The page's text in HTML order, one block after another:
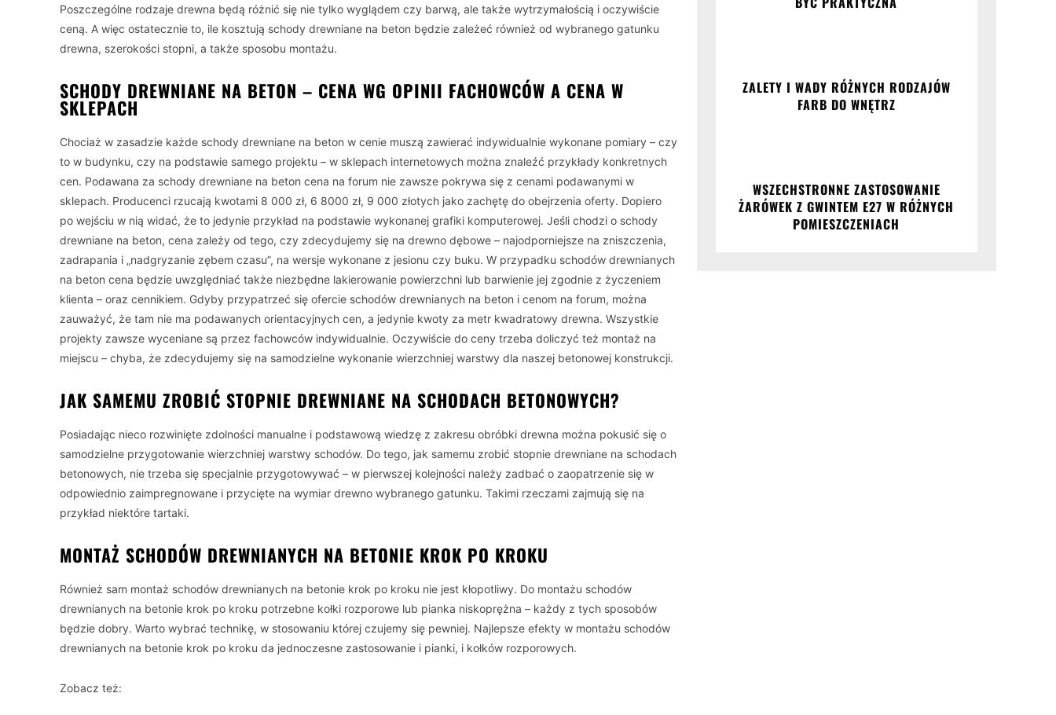
Poszczególne rodzaje drewna będą różnić się nie tylko wyglądem czy barwą, ale także wytrzymałością i oczywiście
ceną. A więc ostatecznie to, ile kosztują schody drewniane na beton będzie zależeć również od wybranego gatunku
drewna, szerokości stopni, a także sposobu montażu.
SCHODY DREWNIANE NA BETON – CENA WG OPINII FACHOWCÓW A CENA W
SKLEPACH
Chociaż w zasadzie każde schody drewniane na beton w cenie muszą zawierać indywidualnie wykonane pomiary – czy
to w budynku, czy na podstawie samego projektu – w sklepach internetowych można znaleźć przykłady konkretnych
cen. Podawana za schody drewniane na beton cena na forum nie zawsze pokrywa się z cenami podawanymi w
sklepach. Producenci rzucają kwotami 8 000 zł, 6 8000 zł, 9 000 złotych jako zachętę do obejrzenia oferty. Dopiero
po wejściu w nią widać, że to jedynie przykład na podstawie wykonanej grafiki komputerowej. Jeśli chodzi o schody
drewniane na beton, cena zależy od tego, czy zdecydujemy się na drewno dębowe – najodporniejsze na zniszczenia,
zadrapania i „nadgryzanie zębem czasu”, na wersje wykonane z jesionu czy buku. W przypadku schodów drewnianych
na beton cena będzie uwzględniać także niezbędne lakierowanie powierzchni lub barwienie jej zgodnie z życzeniem
klienta – oraz cennikiem. Gdyby przypatrzeć się ofercie schodów drewnianych na beton i cenom na forum, można
zauważyć, że tam nie ma podawanych orientacyjnych cen, a jedynie kwoty za metr kwadratowy drewna. Wszystkie
projekty zawsze wyceniane są przez fachowców indywidualnie. Oczywiście do ceny trzeba doliczyć też montaż na
miejscu – chyba, że zdecydujemy się na samodzielne wykonanie wierzchniej warstwy dla naszej betonowej konstrukcji.
JAK SAMEMU ZROBIĆ STOPNIE DREWNIANE NA SCHODACH BETONOWYCH?
Posiadając nieco rozwinięte zdolności manualne i podstawową wiedzę z zakresu obróbki drewna można pokusić się o
samodzielne przygotowanie wierzchniej warstwy schodów. Do tego, jak samemu zrobić stopnie drewniane na schodach
betonowych, nie trzeba się specjalnie przygotowywać – w pierwszej kolejności należy zadbać o zaopatrzenie się w
odpowiednio zaimpregnowane i przycięte na wymiar drewno wybranego gatunku. Takimi rzeczami zajmują się na
przykład niektóre tartaki.
MONTAŻ SCHODÓW DREWNIANYCH NA BETONIE KROK PO KROKU
Również sam montaż schodów drewnianych na betonie krok po kroku nie jest kłopotliwy. Do montażu schodów
drewnianych na betonie krok po kroku potrzebne kołki rozporowe lub pianka niskoprężna – każdy z tych sposobów
będzie dobry. Warto wybrać technikę, w stosowaniu której czujemy się pewniej. Najlepsze efekty w montażu schodów
drewnianych na betonie krok po kroku da jednoczesne zastosowanie i pianki, i kołków rozporowych.
Zobacz też:
ZALETY I WADY RÓŻNYCH RODZAJÓW
FARB DO WNĘTRZ
WSZECHSTRONNE ZASTOSOWANIE
ŻARÓWEK Z GWINTEM E27 W RÓŻNYCH
POMIESZCZENIACH